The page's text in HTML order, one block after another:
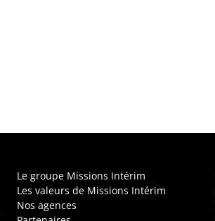
Le groupe Missions Intérim
Les valeurs de Missions Intérim
Nos agences